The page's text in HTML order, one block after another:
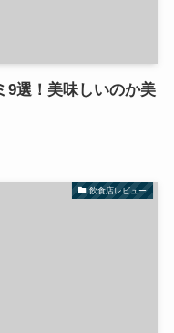
9選！美味しいのか美
飲食店レビュー